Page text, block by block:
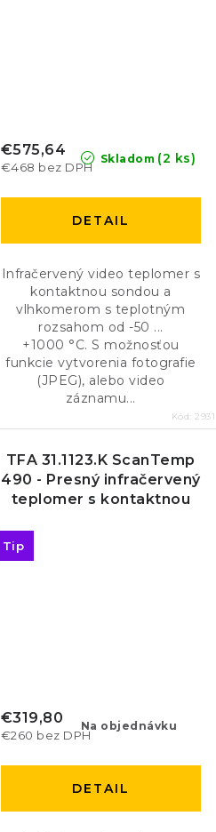
Skladom (2 ks)
€468 bez DPH
€575,64
DETAIL
Infračervený video teplomer s
kontaktnou sondou a
vlhkomerom s teplotným
rozsahom od -50 ...
+1000 °C. S možnosťou
funkcie vytvorenia fotografie
(JPEG), alebo video
záznamu...
Kód:2931
TFA 31.1123.K ScanTemp
490 - Presný infračervený
teplomer s kontaktnou
Tip
Na objednávku
€260 bez DPH
€319,80
DETAIL